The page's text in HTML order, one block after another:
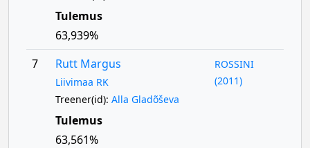
Tulemus
63,939%
7
Rutt Margus
Liivimaa RK
Treener(id): Alla Gladõševa
ROSSINI
(2011)
Tulemus
63,561%